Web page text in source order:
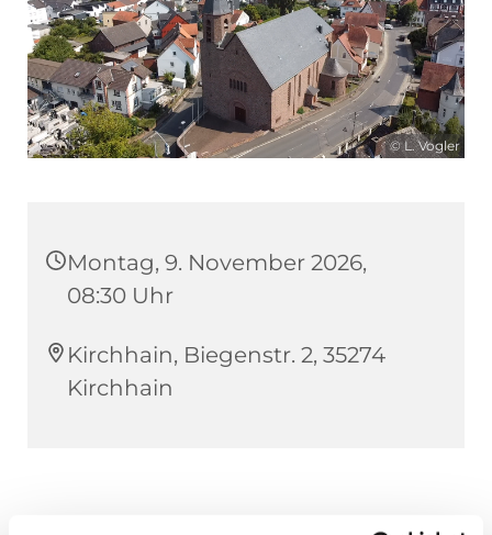
© L. Vogler
Montag, 9. November 2026,
08:30 Uhr
Kirchhain, Biegenstr. 2, 35274
Kirchhain